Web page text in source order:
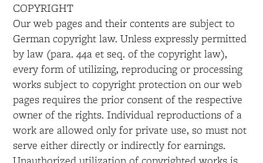
COPYRIGHT
Our web pages and their contents are subject to
German copyright law. Unless expressly permitted
by law (para. 44a et seq. of the copyright law),
every form of utilizing, reproducing or processing
works subject to copyright protection on our web
pages requires the prior consent of the respective
owner of the rights. Individual reproductions of a
work are allowed only for private use, so must not
serve either directly or indirectly for earnings.